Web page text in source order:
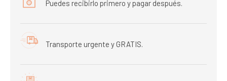
Puedes recibirlo primero y pagar después.
Transporte urgente y GRATIS.